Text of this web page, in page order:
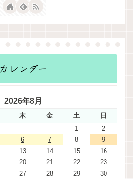
カレンダー
2026年8月
木 金 土
日
1
2
6 7 8
9
13 14 15
16
20 21 22
23
27 28 29
30